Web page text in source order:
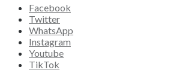
Facebook
Twitter
WhatsApp
Instagram
Youtube
TikTok